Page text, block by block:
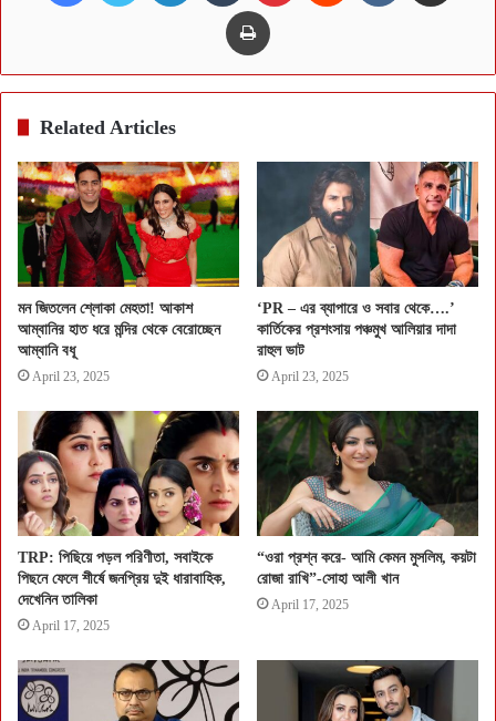
Print
Related Articles
মন জিতলেন শ্লোকা মেহতা! আকাশ
আম্বানির হাত ধরে মন্দির থেকে বেরোচ্ছেন
আম্বানি বধূ
April 23, 2025
‘PR – এর ব্যাপারে ও সবার থেকে….’
কার্তিকের প্রশংসায় পঞ্চমুখ আলিয়ার দাদা
রাহুল ভাট
April 23, 2025
TRP: পিছিয়ে পড়ল পরিণীতা, সবাইকে
পিছনে ফেলে শীর্ষে জনপ্রিয় দুই ধারাবাহিক,
দেখেনিন তালিকা
April 17, 2025
“ওরা প্রশ্ন করে- আমি কেমন মুসলিম, কয়টা
রোজা রাখি”-সোহা আলী খান
April 17, 2025